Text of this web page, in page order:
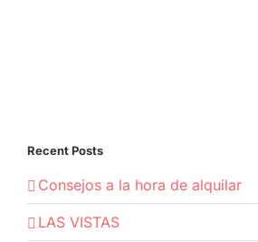
Recent Posts
Consejos a la hora de alquilar
LAS VISTAS